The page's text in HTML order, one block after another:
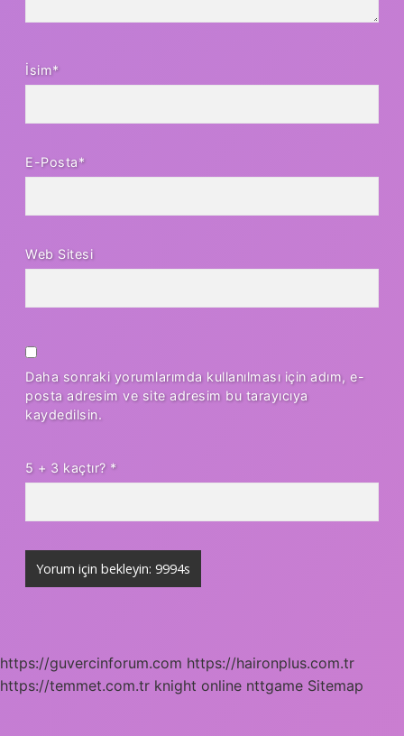
İsim*
E-Posta*
Web Sitesi
Daha sonraki yorumlarımda kullanılması için adım, e-
posta adresim ve site adresim bu tarayıcıya
kaydedilsin.
5 + 3 kaçtır? *
https://guvercinforum.com https://haironplus.com.tr
https://temmet.com.tr knight online nttgame Sitemap